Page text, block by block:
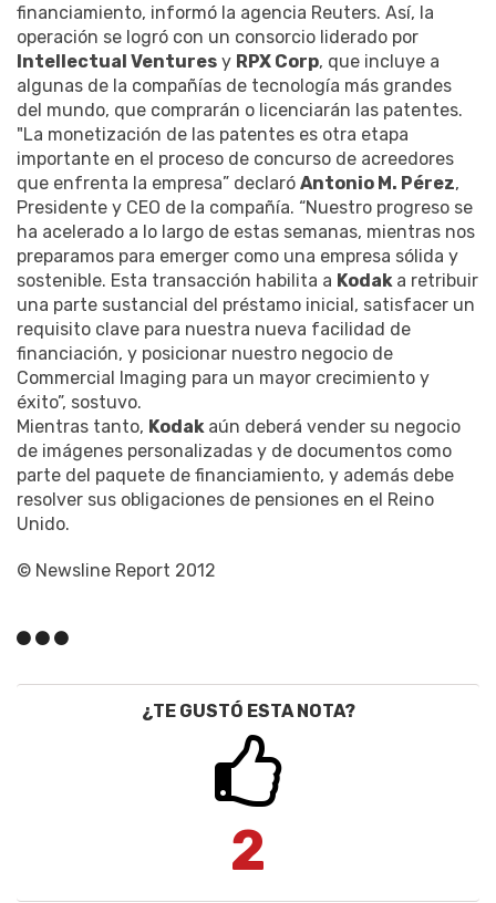
financiamiento, informó la agencia Reuters. Así, la
operación se logró con un consorcio liderado por
Intellectual Ventures y RPX Corp, que incluye a
algunas de la compañías de tecnología más grandes
del mundo, que comprarán o licenciarán las patentes.
"La monetización de las patentes es otra etapa
importante en el proceso de concurso de acreedores
que enfrenta la empresa” declaró Antonio M. Pérez,
Presidente y CEO de la compañía. “Nuestro progreso se
ha acelerado a lo largo de estas semanas, mientras nos
preparamos para emerger como una empresa sólida y
sostenible. Esta transacción habilita a Kodak a retribuir
una parte sustancial del préstamo inicial, satisfacer un
requisito clave para nuestra nueva facilidad de
financiación, y posicionar nuestro negocio de
Commercial Imaging para un mayor crecimiento y
éxito”, sostuvo.
Mientras tanto, Kodak aún deberá vender su negocio
de imágenes personalizadas y de documentos como
parte del paquete de financiamiento, y además debe
resolver sus obligaciones de pensiones en el Reino
Unido.
© Newsline Report 2012
¿TE GUSTÓ ESTA NOTA?
2